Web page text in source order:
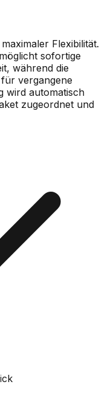
Flexibilität.
sofortige
während die
vergangene
wird automatisch
zugeordnet und